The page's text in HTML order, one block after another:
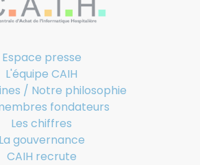
Espace presse
L'équipe CAIH
/ Notre philosophie
fondateurs
Les chiffres
La gouvernance
CAIH recrute